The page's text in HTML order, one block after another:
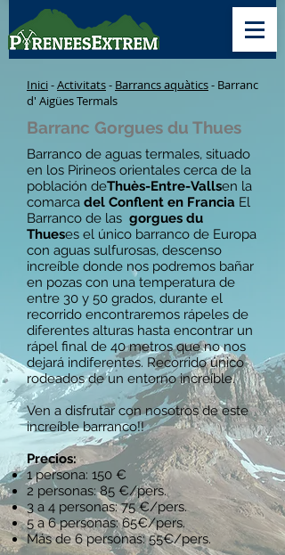
Inici-Activitats- Barrancs aquàtics- Barranc
d' Aigües Termals
Barranc Gorgues du Thues
Barranco de aguas termales, situado
en los Pirineos orientales cerca de la
población deThuès-Entre-Vallsen la
comarca del Conflent en Francia El
Barranco de las gorgues du
Thueses el único barranco de Europa
con aguas sulfurosas, descenso
increíble donde nos podremos bañar
en pozas con una temperatura de
entre 30 y 50 grados, durante el
recorrido encontraremos rápeles de
diferentes alturas hasta encontrar un
rápel final de 40 metros que no nos
dejará indiferentes. Recorrido único
rodeados de un entorno increíble.
Ven a disfrutar con nosotros de este
increíble barranco!!
Precios:
1 persona: 150 €
2 personas: 85 €/pers.
3 a 4 personas: 75 €/pers.
5 a 6 personas: 65€/pers.
Más de 6 personas: 55€/pers.